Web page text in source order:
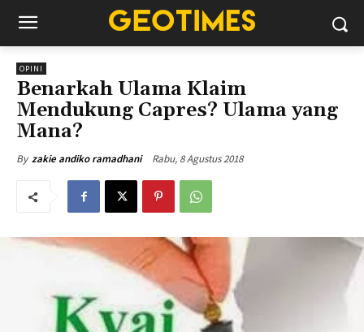
OPINI
Benarkah Ulama Klaim
Mendukung Capres? Ulama yang
Mana?
By zakie andiko ramadhani Rabu, 8 Agustus 2018